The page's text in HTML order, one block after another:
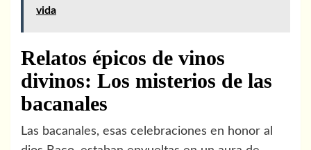
vida
Relatos épicos de vinos
divinos: Los misterios de las
bacanales
Las bacanales, esas celebraciones en honor al